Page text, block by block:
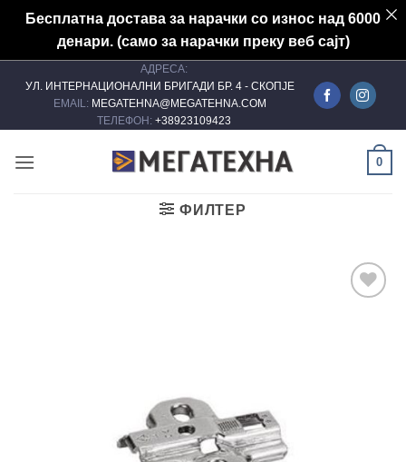
Бесплатна достава за нарачки со износ над 6000
денари. (само за нарачки преку веб сајт)
АДРЕСА:
УЛ. ИНТЕРНАЦИОНАЛНИ БРИГАДИ БР. 4 - СКОПЈЕ
EMAIL: MEGATEHNA@MEGATEHNA.COM
ТЕЛЕФОН: +38923109423
0
ФИЛТЕР